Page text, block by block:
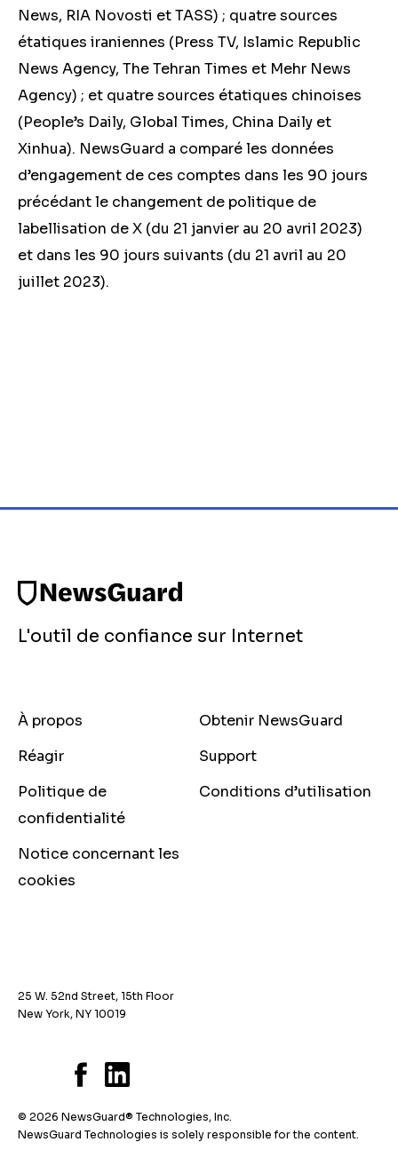
News, RIA Novosti et TASS) ; quatre sources
étatiques iraniennes (Press TV, Islamic Republic
News Agency, The Tehran Times et Mehr News
Agency) ; et quatre sources étatiques chinoises
(People’s Daily, Global Times, China Daily et
Xinhua). NewsGuard a comparé les données
d’engagement de ces comptes dans les 90 jours
précédant le changement de politique de
labellisation de X (du 21 janvier au 20 avril 2023)
et dans les 90 jours suivants (du 21 avril au 20
juillet 2023).
L'outil de confiance sur Internet
À propos
Obtenir NewsGuard
Réagir
Support
Politique de
confidentialité
Conditions d’utilisation
Notice concernant les
cookies
25 W. 52nd Street, 15th Floor
New York, NY 10019
© 2026 NewsGuard® Technologies, Inc.
NewsGuard Technologies is solely responsible for the content.